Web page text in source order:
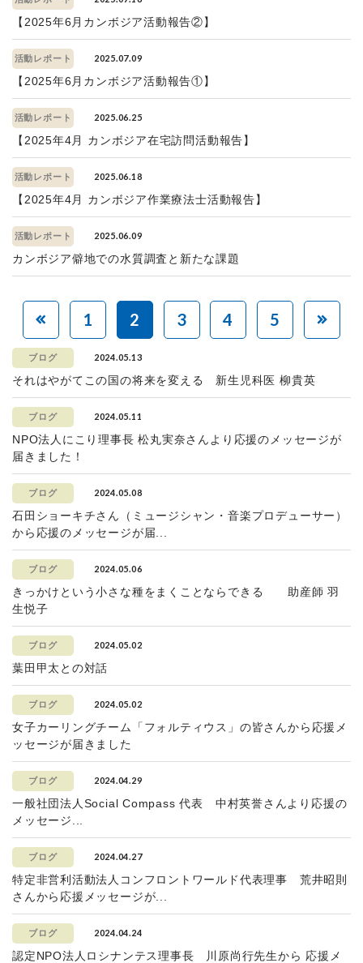
【2025年6月カンボジア活動報告②】
活動レポート 2025.07.09
【2025年6月カンボジア活動報告①】
活動レポート 2025.06.25
【2025年4月 カンボジア在宅訪問活動報告】
活動レポート 2025.06.18
【2025年4月 カンボジア作業療法士活動報告】
活動レポート 2025.06.09
カンボジア僻地での水質調査と新たな課題
1 2 3 4 5
ブログ 2024.05.13
それはやがてこの国の将来を変える 新生児科医 柳貴英
ブログ 2024.05.11
NPO法人にこり理事長 松丸実奈さんより応援のメッセージが
届きました！
ブログ 2024.05.08
石田ショーキチさん（ミュージシャン・音楽プロデューサー）
から応援のメッセージが届...
ブログ 2024.05.06
きっかけという小さな種をまくことならできる 助産師 羽
生悦子
ブログ 2024.05.02
葉田甲太との対話
ブログ 2024.05.02
女子カーリングチーム「フォルティウス」の皆さんから応援メ
ッセージが届きました
ブログ 2024.04.29
一般社団法人Social Compass 代表 中村英誉さんより応援の
メッセージ...
ブログ 2024.04.27
特定非営利活動法人コンフロントワールド代表理事 荒井昭則
さんから応援メッセージが...
ブログ 2024.04.24
認定NPO法人ロシナンテス理事長 川原尚行先生から 応援メ